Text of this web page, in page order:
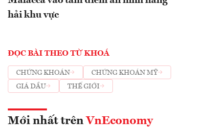
hải khu vực
ĐỌC BÀI THEO TỪ KHOÁ
CHỨNG KHOÁN
CHỨNG KHOÁN MỸ
GIÁ DẦU
THẾ GIỚI
Mới nhất trên VnEconomy